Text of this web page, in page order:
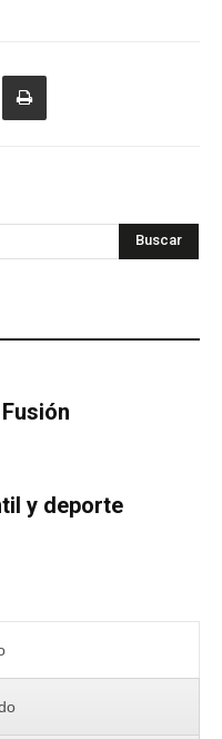
Buscar
y deporte